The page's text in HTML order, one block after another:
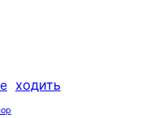
ходить